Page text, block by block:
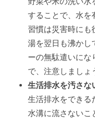
することで、水を
習慣は災害時にも
湯を翌日も沸かし
ーの無駄遣いにな
で、注意しましょ
生活排水を汚さな
生活排水をできる
水溝に流さないこ